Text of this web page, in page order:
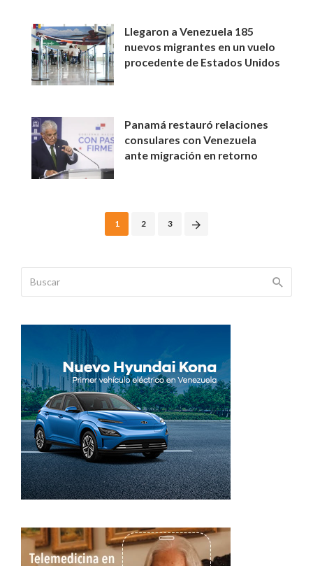
Llegaron a Venezuela 185
nuevos migrantes en un vuelo
procedente de Estados Unidos
Panamá restauró relaciones
consulares con Venezuela
ante migración en retorno
1 2 3